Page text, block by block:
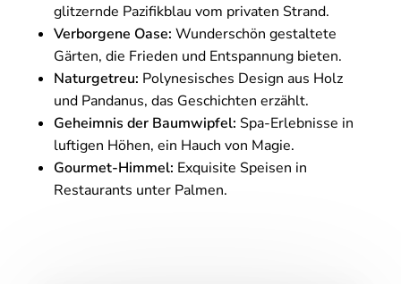
glitzernde Pazifikblau vom privaten Strand.
Verborgene Oase: Wunderschön gestaltete
Gärten, die Frieden und Entspannung bieten.
Naturgetreu: Polynesisches Design aus Holz
und Pandanus, das Geschichten erzählt.
Geheimnis der Baumwipfel: Spa-Erlebnisse in
luftigen Höhen, ein Hauch von Magie.
Gourmet-Himmel: Exquisite Speisen in
Restaurants unter Palmen.